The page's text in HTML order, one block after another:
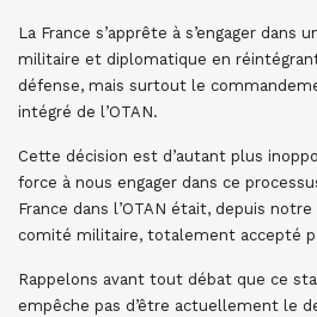
La France s’apprête à s’engager dans
militaire et diplomatique en
défense, mais surtout le
intégré de l’OTAN.
Cette décision est d’autant plus
force à nous engager dans ce
France dans l’OTAN était, depuis
comité militaire, totalement accepté
Rappelons avant tout débat que ce
empêche pas d’être actuellement le